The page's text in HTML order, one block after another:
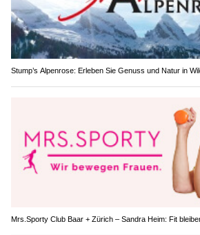
Stump’s Alpenrose: Erleben Sie Genuss und Natur in
Mrs.Sporty Club Baar + Zürich – Sandra Heim: Fit